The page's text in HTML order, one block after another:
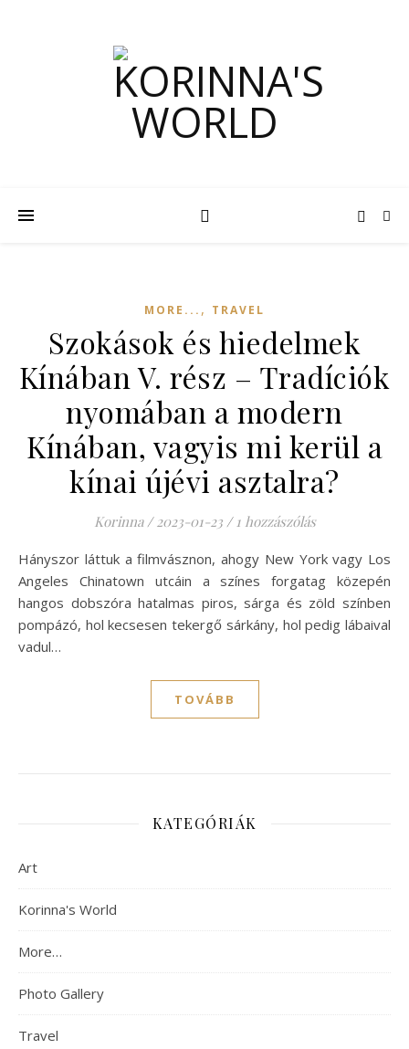
MORE... , TRAVEL
Szokások és hiedelmek
Kínában V. rész – Tradíciók
nyomában a modern
Kínában, vagyis mi kerül a
kínai újévi asztalra?
Korinna / 2023-01-23 / 1 hozzászólás
Hányszor láttuk a filmvásznon, ahogy New York vagy Los
Angeles Chinatown utcáin a színes forgatag közepén
hangos dobszóra hatalmas piros, sárga és zöld színben
pompázó, hol kecsesen tekergő sárkány, hol pedig lábaival
vadul…
TOVÁBB
KATEGÓRIÁK
Art
Korinna's World
More…
Photo Gallery
Travel